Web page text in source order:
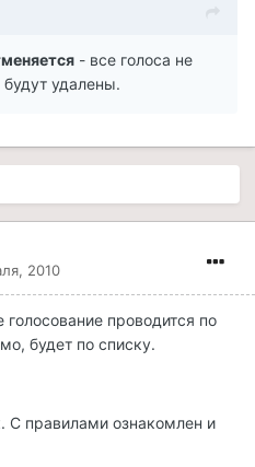
- все голоса не
удалены.
2010
проводится по
будет по списку.
С правилами ознакомлен и